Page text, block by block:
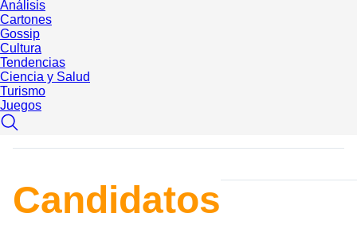
Análisis
Cartones
Gossip
Cultura
Tendencias
Ciencia y Salud
Turismo
Juegos
Candidatos